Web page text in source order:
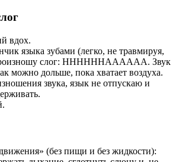
вдох.
языка зубами (легко, не травмируя,
слог: ННННННАААААА. Звук
можно дольше, пока хватает воздуха.
звука, язык не отпускаю и
(без пищи и без жидкости):